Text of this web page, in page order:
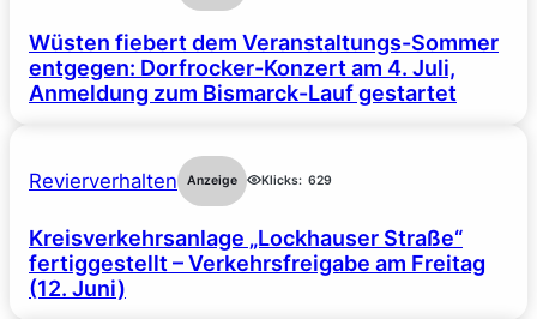
Wüsten fiebert dem Veranstaltungs-Sommer
entgegen: Dorfrocker-Konzert am 4. Juli,
Anmeldung zum Bismarck-Lauf gestartet
Revierverhalten Anzeige Klicks: 629
Kreisverkehrsanlage „Lockhauser Straße“
fertiggestellt – Verkehrsfreigabe am Freitag
(12. Juni)